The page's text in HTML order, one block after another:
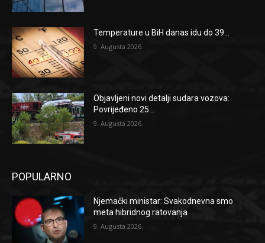
Temperature u BiH danas idu do 39...
9. Augusta 2026.
Objavljeni novi detalji sudara vozova:
Povrijeđeno 25...
9. Augusta 2026.
POPULARNO
Njemački ministar: Svakodnevna smo
meta hibridnog ratovanja
9. Augusta 2026.